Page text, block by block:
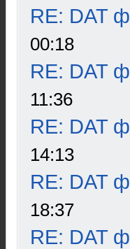
RE: DAT
00:18
RE: DAT
11:36
RE: DAT
14:13
RE: DAT
18:37
RE: DAT